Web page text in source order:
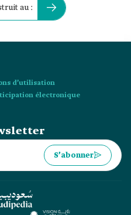
au :
d’utilisation
électronique
S’abonner